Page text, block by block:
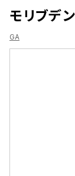
モリブデ
GA